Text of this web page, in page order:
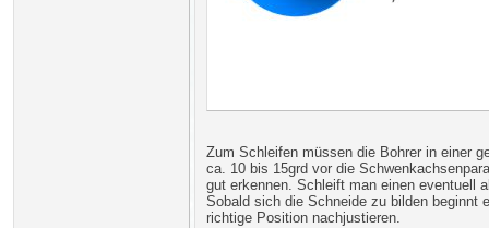
Zum Schleifen müssen die Bohrer in einer
ca. 10 bis 15grd vor die
gut erkennen. Schleift man einen eventuell
Sobald sich die Schneide zu bilden beginnt
richtige Position nachjustieren.